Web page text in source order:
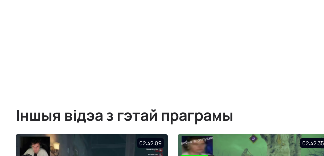
Іншыя відэа з гэтай праграмы
02:42:09 02:42:35